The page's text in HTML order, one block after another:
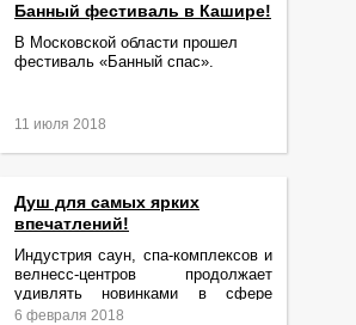
Банный фестиваль в Кашире!
В Московской области прошел
фестиваль «Банный спас».
11 июля 2018
Душ для самых ярких
впечатлений!
Индустрия саун, спа-комплексов и
велнесс-центров продолжает
удивлять новинками в сфере
релаксации и ухода за телом.
6 февраля 2018